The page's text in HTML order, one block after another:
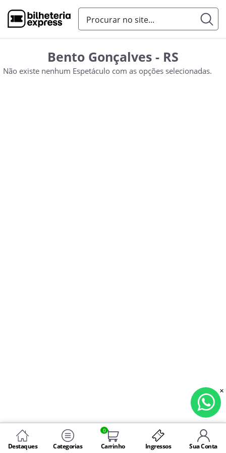
Destaques Categorias
0
Carrinho Ingressos Sua Conta
Bento Gonçalves - RS
Não existe nenhum Espetáculo com as opções selecionadas.